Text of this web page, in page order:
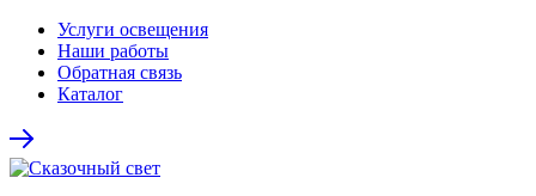
Услуги освещения
Наши работы
Обратная связь
Каталог